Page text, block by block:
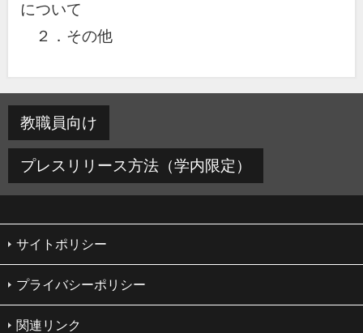
について
２．その他
教職員向け
プレスリリース方法（学内限定）
サイトポリシー
プライバシーポリシー
関連リンク